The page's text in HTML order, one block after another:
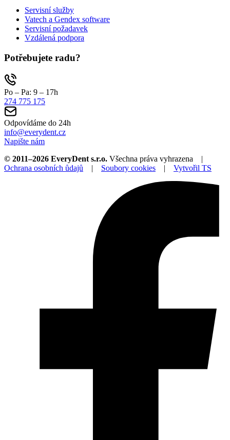
Servisní služby
Vatech a Gendex software
Servisní požadavek
Vzdálená podpora
Potřebujete radu?
Po – Pa: 9 – 17h
274 775 175
Odpovídáme do 24h
info@everydent.cz
Napište nám
© 2011–2026 EveryDent s.r.o. Všechna práva vyhrazena |
Ochrana osobních ůdajů | Soubory cookies | Vytvořil TS